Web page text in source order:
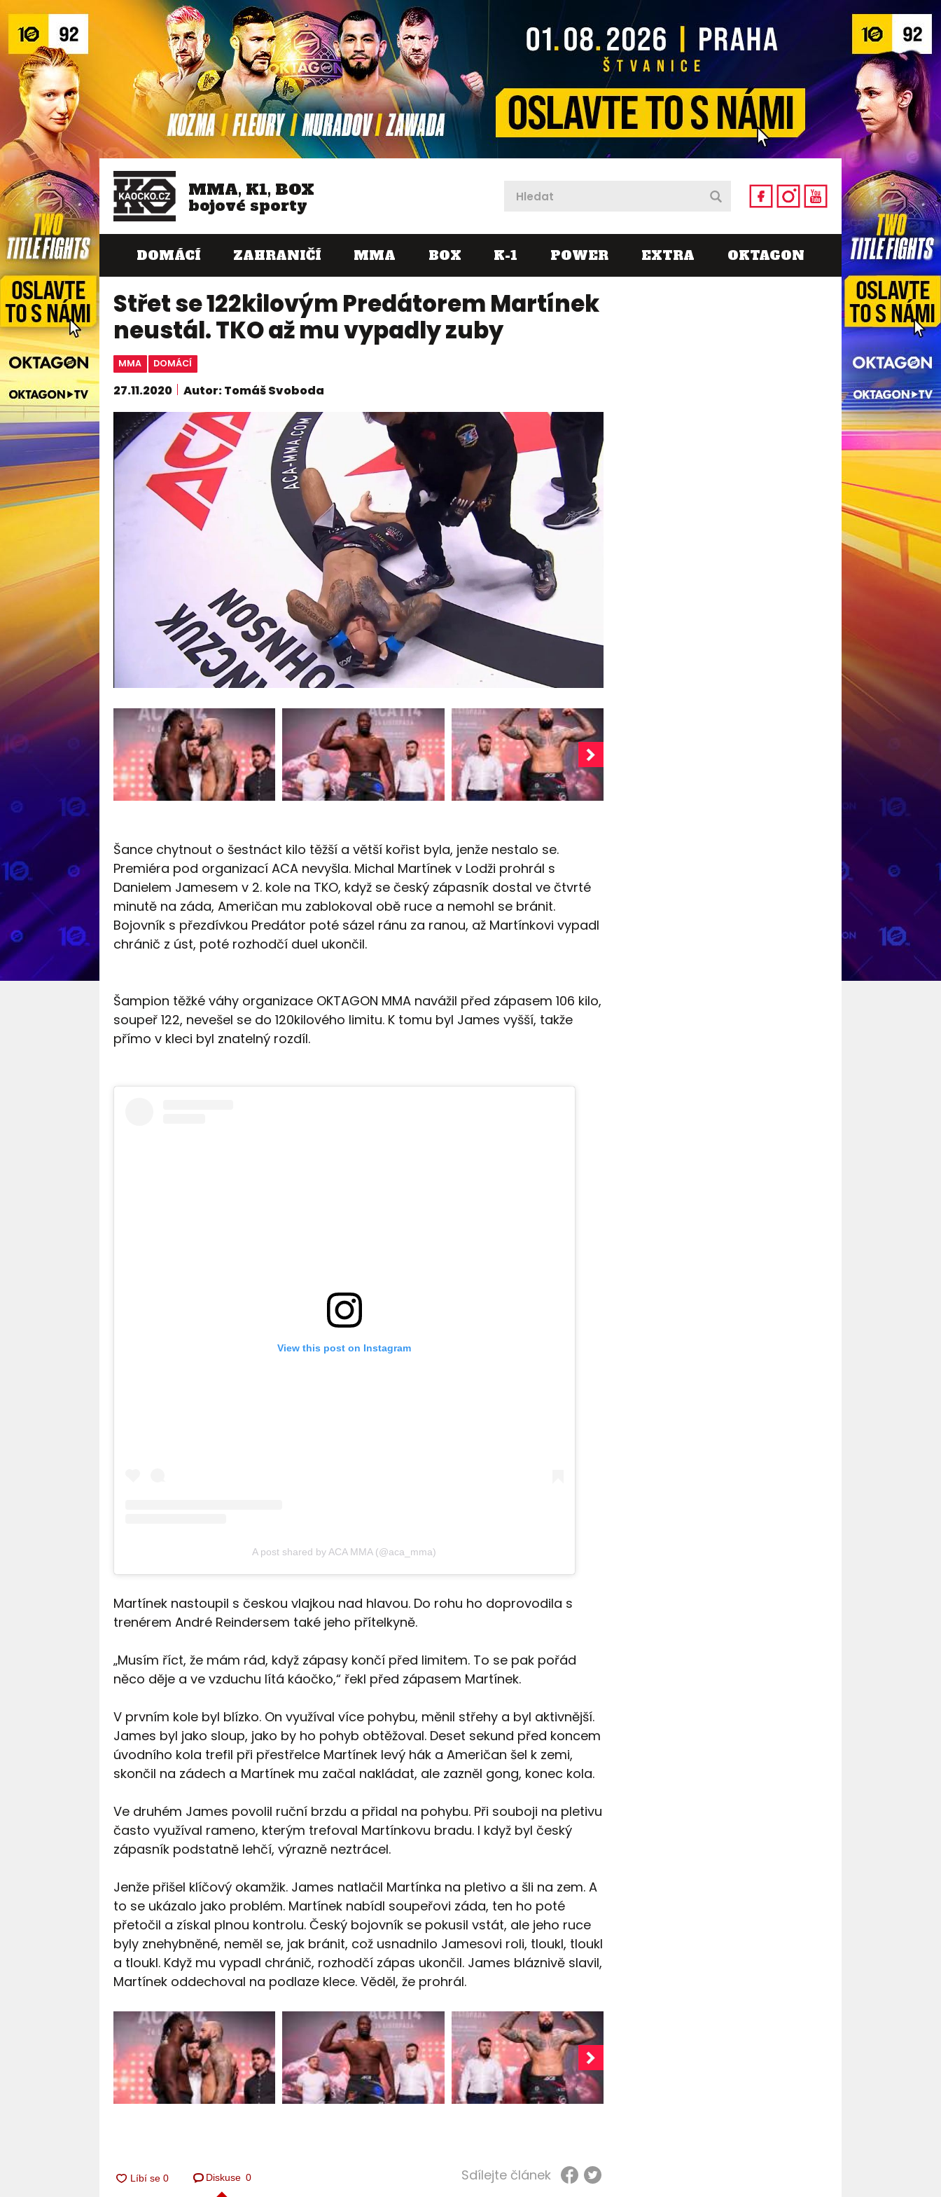
MMA, K1, BOX
bojové sporty
DOMÁCÍ ZAHRANIČÍ MMA BOX K-1 POWER EXTRA OKTAGON
Střet se 122kilovým Predátorem Martínek
neustál. TKO až mu vypadly zuby
MMA DOMÁCÍ
27.11.2020 Autor: Tomáš Svoboda
Šance chytnout o šestnáct kilo těžší a větší kořist byla, jenže nestalo se.
Premiéra pod organizací ACA nevyšla. Michal Martínek v Lodži prohrál s
Danielem Jamesem v 2. kole na TKO, když se český zápasník dostal ve čtvrté
minutě na záda, Američan mu zablokoval obě ruce a nemohl se bránit.
Bojovník s přezdívkou Predátor poté sázel ránu za ranou, až Martínkovi vypadl
chránič z úst, poté rozhodčí duel ukončil.
Šampion těžké váhy organizace OKTAGON MMA navážil před zápasem 106 kilo,
soupeř 122, nevešel se do 120kilového limitu. K tomu byl James vyšší, takže
přímo v kleci byl znatelný rozdíl.
View this post on Instagram
A post shared by ACA MMA (@aca_mma)
Martínek nastoupil s českou vlajkou nad hlavou. Do rohu ho doprovodila s
trenérem André Reindersem také jeho přítelkyně.
„Musím říct, že mám rád, když zápasy končí před limitem. To se pak pořád
něco děje a ve vzduchu lítá káočko,“ řekl před zápasem Martínek.
V prvním kole byl blízko. On využíval více pohybu, měnil střehy a byl aktivnější.
James byl jako sloup, jako by ho pohyb obtěžoval. Deset sekund před koncem
úvodního kola trefil při přestřelce Martínek levý hák a Američan šel k zemi,
skončil na zádech a Martínek mu začal nakládat, ale zazněl gong, konec kola.
Ve druhém James povolil ruční brzdu a přidal na pohybu. Při souboji na pletivu
často využíval rameno, kterým trefoval Martínkovu bradu. I když byl český
zápasník podstatně lehčí, výrazně neztrácel.
Jenže přišel klíčový okamžik. James natlačil Martínka na pletivo a šli na zem. A
to se ukázalo jako problém. Martínek nabídl soupeřovi záda, ten ho poté
přetočil a získal plnou kontrolu. Český bojovník se pokusil vstát, ale jeho ruce
byly znehybněné, neměl se, jak bránit, což usnadnilo Jamesovi roli, tloukl, tloukl
a tloukl. Když mu vypadl chránič, rozhodčí zápas ukončil. James bláznivě slavil,
Martínek oddechoval na podlaze klece. Věděl, že prohrál.
Diskuse 0 Sdílejte článek